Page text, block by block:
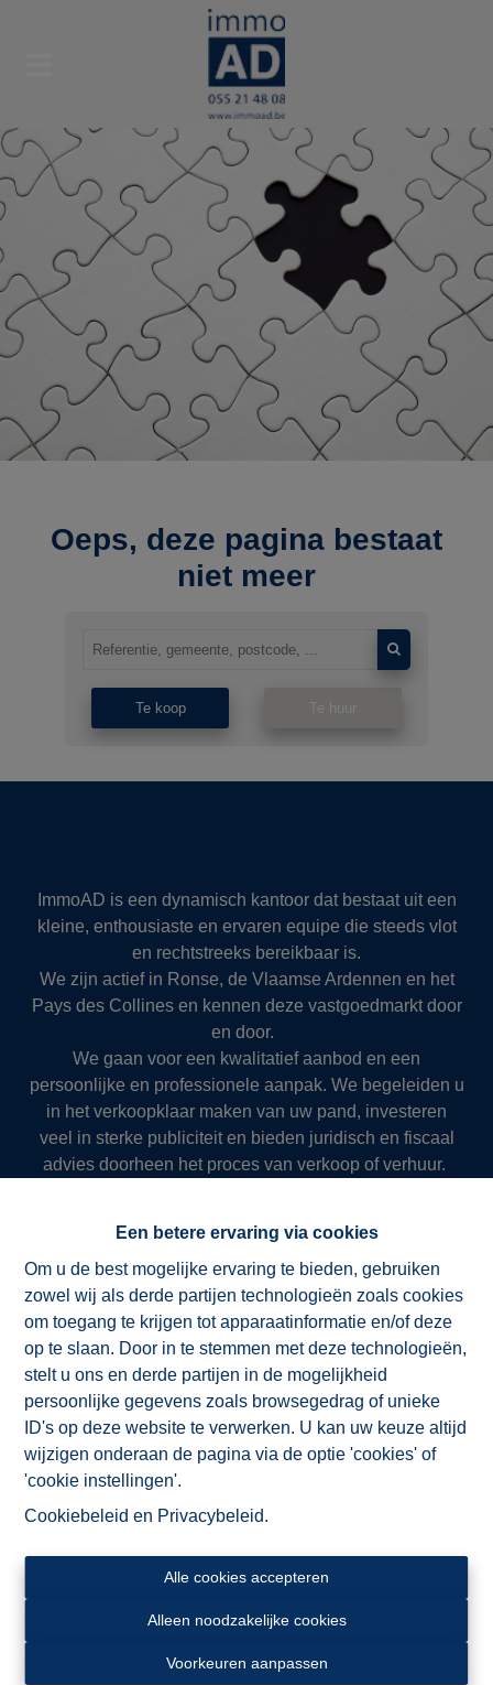
Een betere ervaring via cookies
Om u de best mogelijke ervaring te bieden, gebruiken
zowel wij als derde partijen technologieën zoals cookies
om toegang te krijgen tot apparaatinformatie en/of deze
op te slaan. Door in te stemmen met deze technologieën,
stelt u ons en derde partijen in de mogelijkheid
persoonlijke gegevens zoals browsegedrag of unieke
ID's op deze website te verwerken. U kan uw keuze altijd
wijzigen onderaan de pagina via de optie 'cookies' of
'cookie instellingen'.
Cookiebeleid en Privacybeleid.
Alle cookies accepteren
Alleen noodzakelijke cookies
Voorkeuren aanpassen
Oeps, deze pagina bestaat
niet meer
Te koop Te huur
ImmoAD is een dynamisch kantoor dat bestaat uit een
kleine, enthousiaste en ervaren equipe die steeds vlot
en rechtstreeks bereikbaar is.
We zijn actief in Ronse, de Vlaamse Ardennen en het
Pays des Collines en kennen deze vastgoedmarkt door
en door.
We gaan voor een kwalitatief aanbod en een
persoonlijke en professionele aanpak. We begeleiden u
in het verkoopklaar maken van uw pand, investeren
veel in sterke publiciteit en bieden juridisch en fiscaal
advies doorheen het proces van verkoop of verhuur.
NV ImmoAD